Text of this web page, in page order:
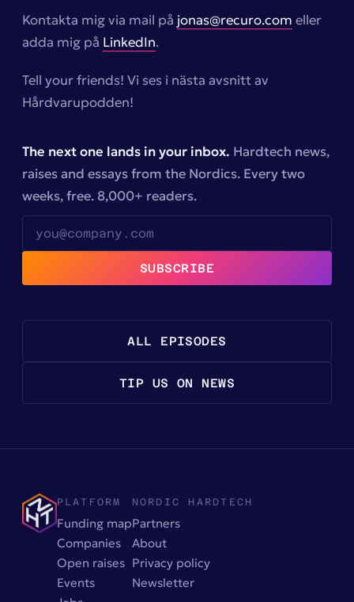
Kontakta mig via mail på jonas@recuro.com eller
adda mig på LinkedIn.
Tell your friends! Vi ses i nästa avsnitt av
Hårdvarupodden!
The next one lands in your inbox. Hardtech news,
raises and essays from the Nordics. Every two
weeks, free. 8,000+ readers.
SUBSCRIBE
ALL EPISODES
TIP US ON NEWS
PLATFORM
Funding map
Companies
Open raises
Events
NORDIC HARDTECH
Partners
About
Privacy policy
Newsletter